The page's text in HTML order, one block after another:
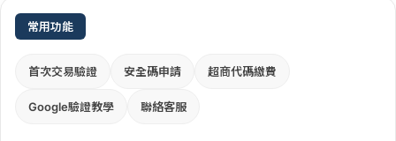
常用功能
首次交易驗證 安全碼申請 超商代碼繳費
Google驗證教學 聯絡客服